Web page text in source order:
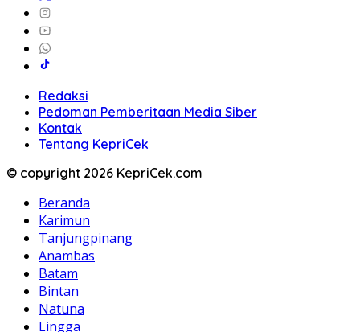
Redaksi
Pedoman Pemberitaan Media Siber
Kontak
Tentang KepriCek
© copyright 2026 KepriCek.com
Beranda
Karimun
Tanjungpinang
Anambas
Batam
Bintan
Natuna
Lingga